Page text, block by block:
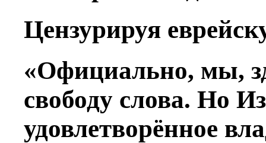
Цензурируя
«Официально, мы,
свободу слова. Но
удовлетворённое